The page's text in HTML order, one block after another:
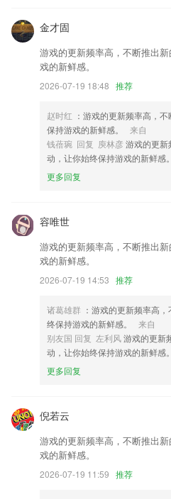
1.在这里，你可以了解移动编程的乐趣
2.具有便捷的学习功能，还有真人优
来2265下载吧。
3.查看详情ae特效视频片头大师app v1
4.· 拥有围棋练习题目，从入门篇，初
行系统化练习
5.各种不一样杨的学科在这里都能够
学，物理等，学习的很多
jxfjxf手机版更新了什么?
适配Android 11操作系统；
「新增」对口型 上传音频相片自动对口
录制丢失运行等待时间问题
修复卸载后数据同步中断问题
增加看度文化的应用场景种类，优化
进行打分评论，说出您的使用经历，
改。
金才固
游戏的更新频率高，不断推出
戏的新鲜感。
2026-07-19 18:48 推荐
赵时红 ：游戏的更新频率高，
保持游戏的新鲜感。
来自
钱蓓琬 回复 庾林彦 游戏的更新
动，让你始终保持游戏的新鲜感。
更多回复
容唯世
游戏的更新频率高，不断推出
戏的新鲜感。
2026-07-19 14:53 推荐
诸葛雄群 ：游戏的更新频率高
终保持游戏的新鲜感。
来自
别友国 回复 左利风游戏的更新
动，让你始终保持游戏的新鲜感。
更多回复
倪若云
游戏的更新频率高，不断推出
戏的新鲜感。
2026-07-19 11:59 推荐